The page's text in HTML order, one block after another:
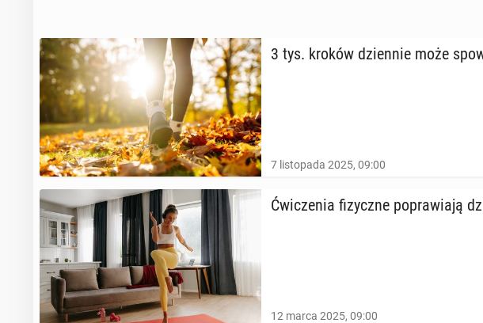
3 tys. kroków dzien­nie może
7 listopada 2025, 09:00
Ćwi­cze­nia fi­zycz­ne po­pra­wia­ją
12 marca 2025, 09:00